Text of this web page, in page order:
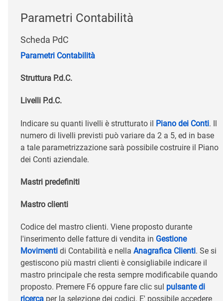
Parametri Contabilità
Scheda PdC
Parametri Contabilità
Struttura P.d.C.
Livelli P.d.C.
Indicare su quanti livelli è strutturato il Piano dei Conti. Il
numero di livelli previsti può variare da 2 a 5, ed in base
a tale parametrizzazione sarà possibile costruire il Piano
dei Conti aziendale.
Mastri predefiniti
Mastro clienti
Codice del mastro clienti. Viene proposto durante
l'inserimento delle fatture di vendita in Gestione
Movimenti di Contabilità e nella Anagrafica Clienti. Se si
gestiscono più mastri clienti è consigliabile indicare il
mastro principale che resta sempre modificabile quando
proposto. Premere F6 oppure fare clic sul pulsante di
ricerca per la selezione dei codici. E' possibile accedere